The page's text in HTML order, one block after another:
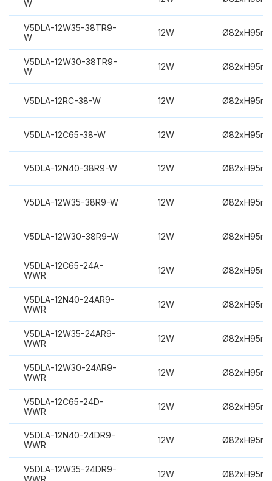
W
V5DLA-12W35-38TR9-
W
12W
V5DLA-12W30-38TR9-
W
12W
V5DLA-12RC-38-W 12W
V5DLA-12C65-38-W 12W
V5DLA-12N40-38R9-W 12W
V5DLA-12W35-38R9-W 12W
V5DLA-12W30-38R9-W 12W
V5DLA-12C65-24A-
WWR
12W
V5DLA-12N40-24AR9-
WWR
12W
V5DLA-12W35-24AR9-
WWR
12W
V5DLA-12W30-24AR9-
WWR
12W
V5DLA-12C65-24D-
WWR
12W
V5DLA-12N40-24DR9-
WWR
12W
V5DLA-12W35-24DR9-
12W